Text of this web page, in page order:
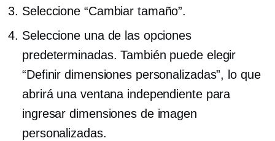
Seleccione “Cambiar tamaño”.
Seleccione una de las opciones
predeterminadas. También puede elegir
“Definir dimensiones personalizadas”, lo que
abrirá una ventana independiente para
ingresar dimensiones de imagen
personalizadas.